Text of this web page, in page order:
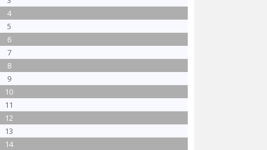
4
5
6
7
8
9
10
11
12
13
14